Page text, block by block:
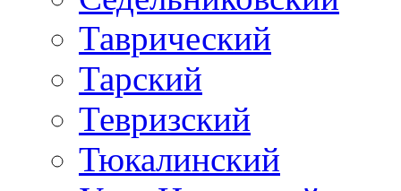
Таврический
Тарский
Тевризский
Тюкалинский